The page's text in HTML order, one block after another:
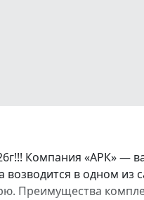
«АРК» —
в одном
Преимущества